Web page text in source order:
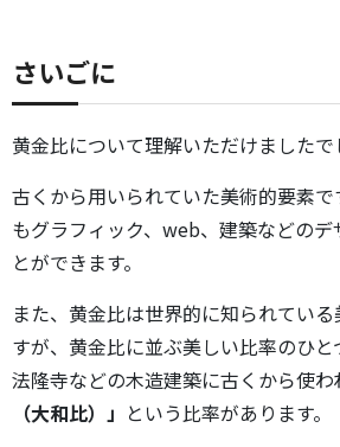
さいごに
黄金比について理解いただけましたで
古くから用いられていた美術的要素
もグラフィック、web、建築などのデ
とができます。
また、黄金比は世界的に知られてい
すが、黄金比に並ぶ美しい比率のひ
法隆寺などの木造建築に古くから使わ
（大和比）」 という比率があります。